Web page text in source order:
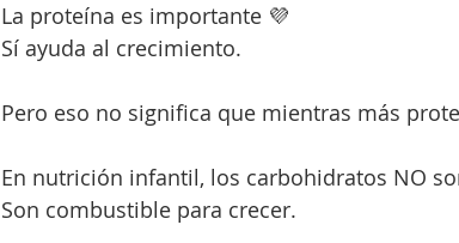
La proteína es importante 💜
Sí ayuda al crecimiento.
Pero eso no significa que mientras más
En nutrición infantil, los carbohidratos NO
Son combustible para crecer.